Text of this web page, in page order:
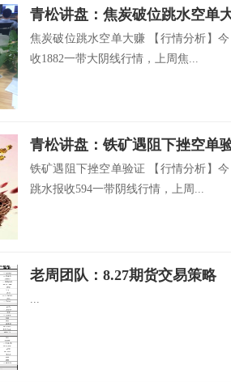
青松讲盘：焦炭破位跳水空单
焦炭破位跳水空单大赚 【行情分析】
收1882一带大阴线行情，上周焦...
青松讲盘：铁矿遇阻下挫空单
铁矿遇阻下挫空单验证 【行情分析】
跳水报收594一带阴线行情，上周...
老周团队：8.27期货交易策略
...